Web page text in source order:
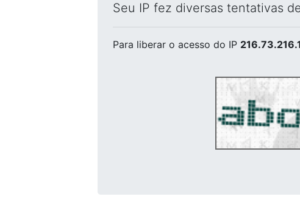
Seu IP fez diversas tentativas
Para liberar o acesso do IP